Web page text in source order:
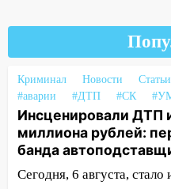
В суде
обвиняли в
животными
12:28 Миллион на
Ульяновской
проездными
Криминал Новости
Статьи
#аварии
#ДТП #СК
Инсценировали ДТП
миллиона рублей:
банда
Сегодня, 6 августа, стало